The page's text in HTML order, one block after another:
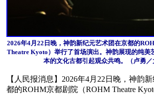
2026年4月22日晚，神韵新纪元艺术团在京都的
Theatre Kyoto）举行了首场演出。神韵展现的纯美
本的文化古都引起观众共鸣。（卢勇／
【人民报消息】2026年4月22日晚，神韵
都的ROHM京都剧院（ROHM Theatre